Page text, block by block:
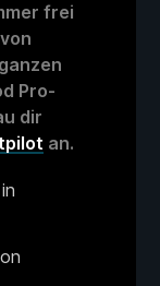
frei
Pro-
dir
an.